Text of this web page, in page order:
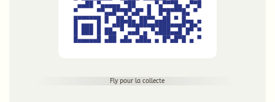
Fly pour la collecte